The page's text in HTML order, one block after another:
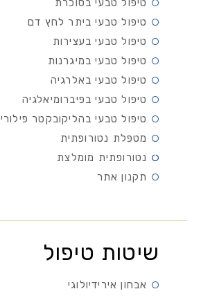
טיפול טבעי בסוכרת
טיפול טבעי ביתר לחץ דם
טיפול טבעי בעצירות
טיפול טבעי במיגרנות
טיפול טבעי באלרגיה
טיפול טבעי בפיברומיאלגיה
טיפול טבעי בהליקובקטר פילורי
מטפלת נטורופתית
נטורופתית מומלצת
תקנון אתר
שיטות טיפול
אבחון אירידיולוגי